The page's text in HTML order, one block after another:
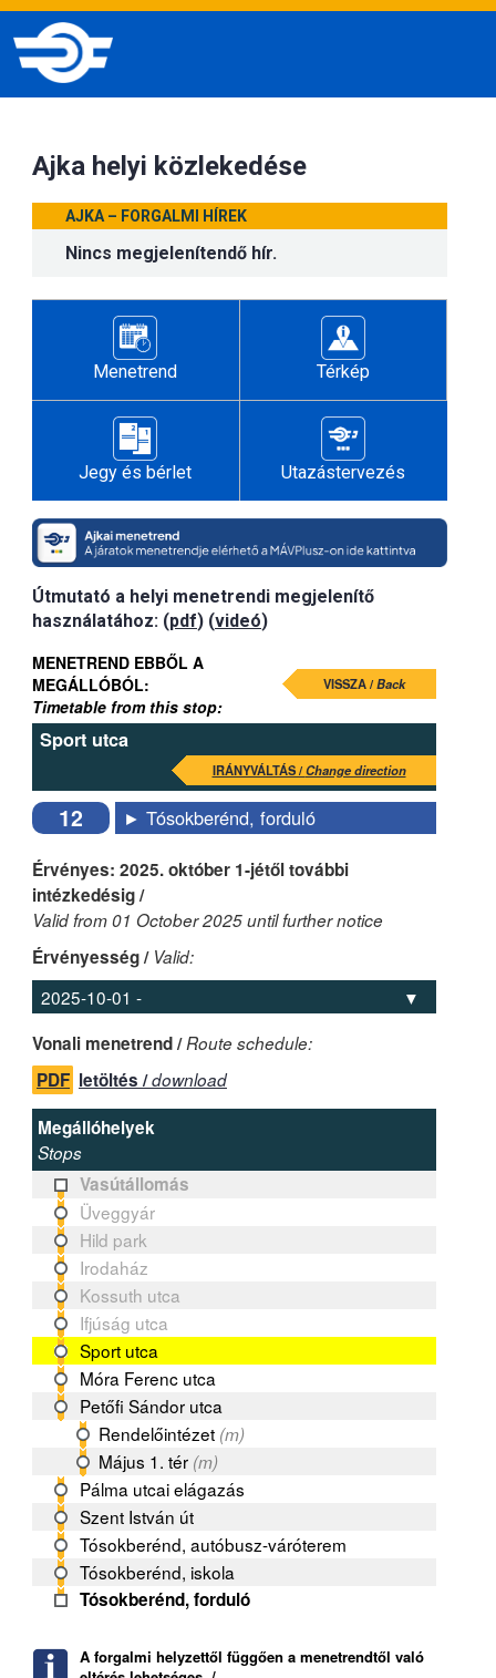
Ajka helyi közlekedése
AJKA – FORGALMI HÍREK
Nincs megjelenítendő hír.
Menetrend Térkép
Jegy és bérlet Utazástervezés
Útmutató a helyi menetrendi megjelenítő
használatához: (pdf) (videó)
MENETREND EBBŐL A
MEGÁLLÓBÓL:
Timetable from this stop:
VISSZA /Back
Sport utca
IRÁNYVÁLTÁS /Change direction
12 ► Tósokberénd, forduló
Érvényes: 2025. október 1-jétől további
intézkedésig /
Valid from 01 October 2025 until further notice
Érvényesség / Valid:
Vonali menetrend /Route schedule:
PDF letöltés /download
Megállóhelyek
Stops
Vasútállomás
Üveggyár
Hild park
Irodaház
Kossuth utca
Ifjúság utca
Sport utca
Móra Ferenc utca
Petőfi Sándor utca
Rendelőintézet (m)
Május 1. tér (m)
Pálma utcai elágazás
Szent István út
Tósokberénd, autóbusz-váróterem
Tósokberénd, iskola
Tósokberénd, forduló
A forgalmi helyzettől függően a menetrendtől való